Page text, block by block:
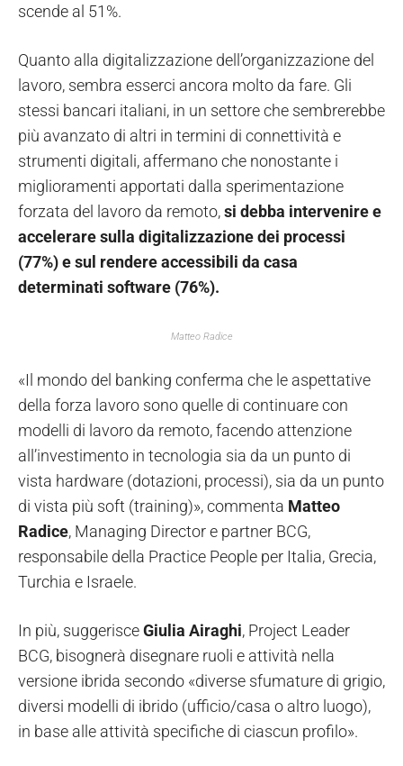
scende al 51%.
Quanto alla digitalizzazione dell’organizzazione del
lavoro, sembra esserci ancora molto da fare. Gli
stessi bancari italiani, in un settore che sembrerebbe
più avanzato di altri in termini di connettività e
strumenti digitali, affermano che nonostante i
miglioramenti apportati dalla sperimentazione
forzata del lavoro da remoto,si debba intervenire e
accelerare sulla digitalizzazione dei processi
(77%) e sul rendere accessibili da casa
determinati software (76%).
Matteo Radice
«Il mondo del banking conferma che le aspettative
della forza lavoro sono quelle di continuare con
modelli di lavoro da remoto, facendo attenzione
all’investimento in tecnologia sia da un punto di
vista hardware (dotazioni, processi), sia da un punto
di vista più soft (training)», commenta Matteo
Radice, Managing Director e partner BCG,
responsabile della Practice People per Italia, Grecia,
Turchia e Israele.
In più, suggerisceGiulia Airaghi, Project Leader
BCG, bisognerà disegnare ruoli e attività nella
versione ibrida secondo «diverse sfumature di grigio,
diversi modelli di ibrido (ufficio/casa o altro luogo),
in base alle attività specifiche di ciascun profilo».